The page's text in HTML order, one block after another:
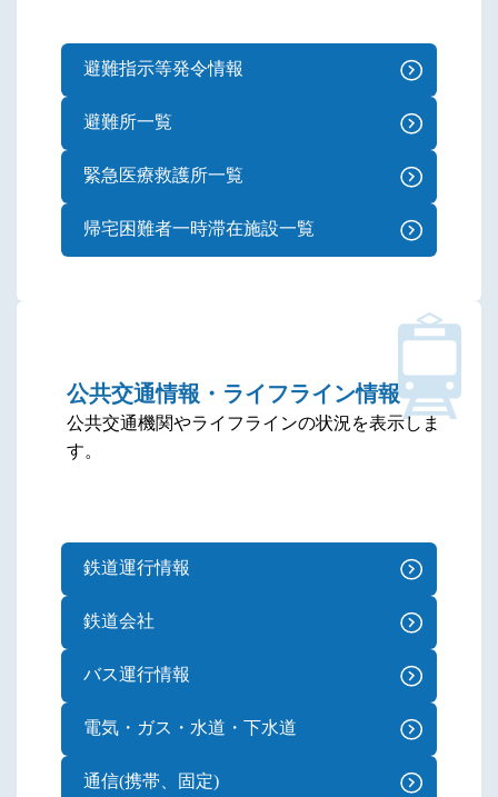
避難指示等発令情報
避難所一覧
緊急医療救護所一覧
帰宅困難者一時滞在施設一覧
公共交通情報・ライフライン情報
公共交通機関やライフラインの状況を表示しま
す。
鉄道運行情報
鉄道会社
バス運行情報
電気・ガス・水道・下水道
通信(携帯、固定)